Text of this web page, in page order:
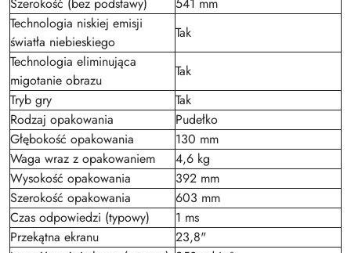
Szerokość (bez podstawy)
541 mm
Technologia niskiej emisji
światła niebieskiego
Tak
Technologia eliminująca
migotanie obrazu
Tak
Tryb gry
Tak
Rodzaj opakowania
Pudełko
Głębokość opakowania
130 mm
Waga wraz z opakowaniem
4,6 kg
Wysokość opakowania
392 mm
Szerokość opakowania
603 mm
Czas odpowiedzi (typowy)
1 ms
Przekątna ekranu
23,8"